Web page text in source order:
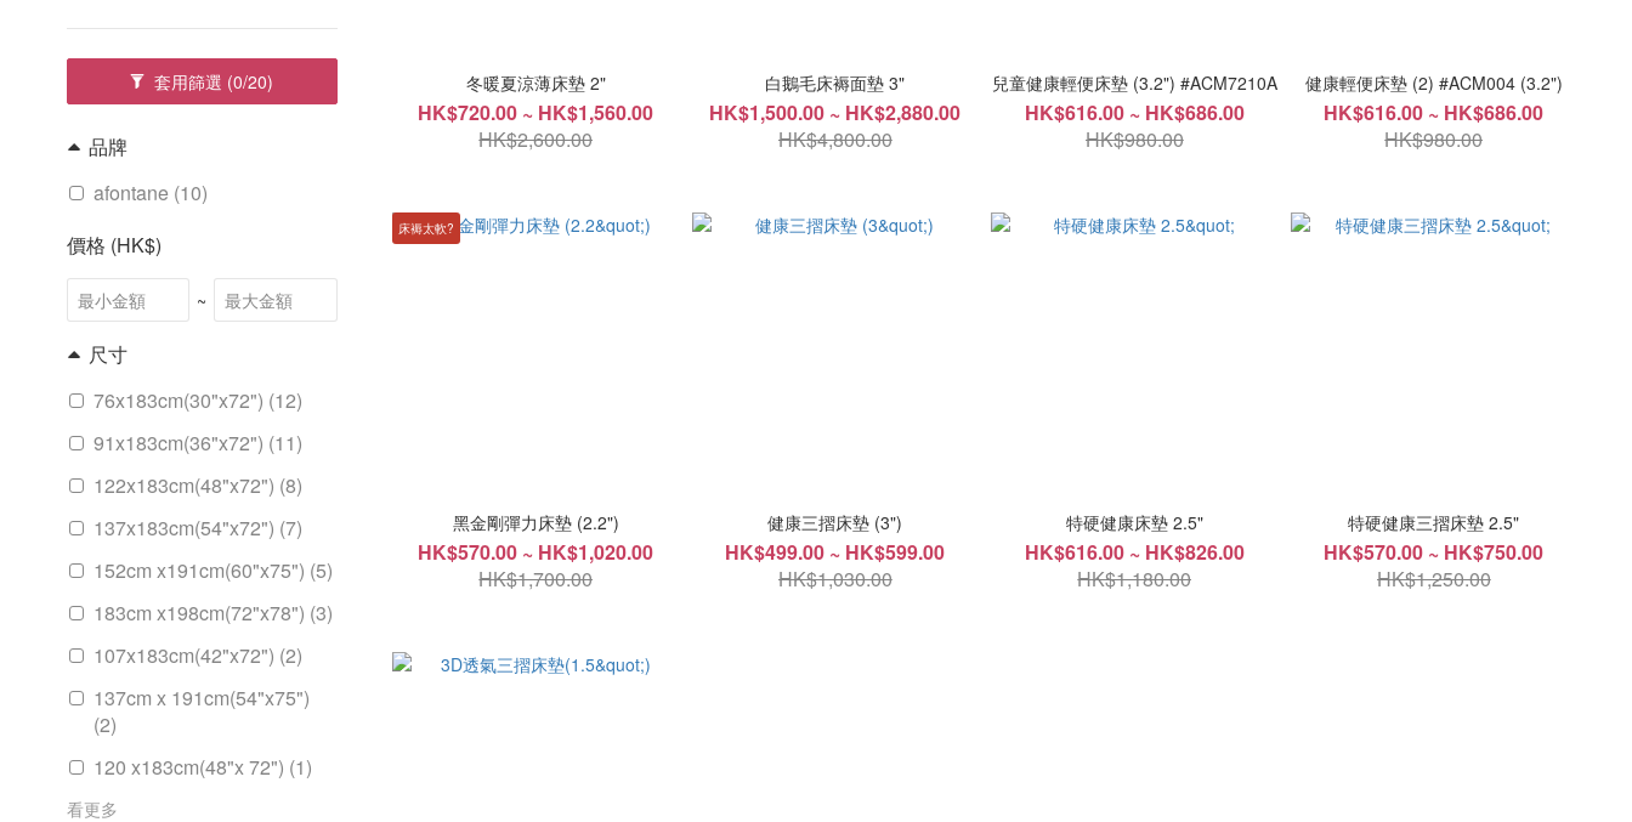
套用篩選 (0/20)
品牌
afontane (10)
價格 (HK$)
~
尺寸
76x183cm(30"x72") (12)
91x183cm(36"x72") (11)
122x183cm(48"x72") (8)
137x183cm(54"x72") (7)
152cm x191cm(60"x75") (5)
183cm x198cm(72"x78") (3)
107x183cm(42"x72") (2)
137cm x 191cm(54"x75")
(2)
120 x183cm(48"x 72") (1)
看更多
冬暖夏涼薄床墊 2"
HK$720.00 ~ HK$1,560.00
HK$2,600.00
白鵝毛床褥面墊 3"
HK$1,500.00 ~ HK$2,880.00
HK$4,800.00
兒童健康輕便床墊 (3.2") #ACM7210A
HK$616.00 ~ HK$686.00
HK$980.00
健康輕便床墊 (2) #ACM004 (3.2")
HK$616.00 ~ HK$686.00
HK$980.00
床褥太軟?
黑金剛彈力床墊 (2.2")
HK$570.00 ~ HK$1,020.00
HK$1,700.00
健康三摺床墊 (3")
HK$499.00 ~ HK$599.00
HK$1,030.00
特硬健康床墊 2.5"
HK$616.00 ~ HK$826.00
HK$1,180.00
特硬健康三摺床墊 2.5"
HK$570.00 ~ HK$750.00
HK$1,250.00